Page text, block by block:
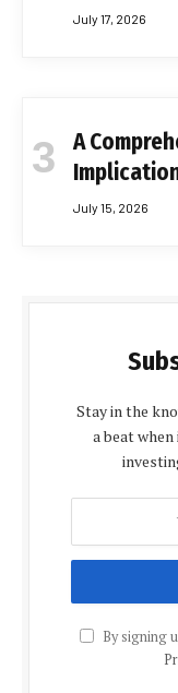
July 17, 2026
A
July 15, 2026
Stay in the
a beat
By signing